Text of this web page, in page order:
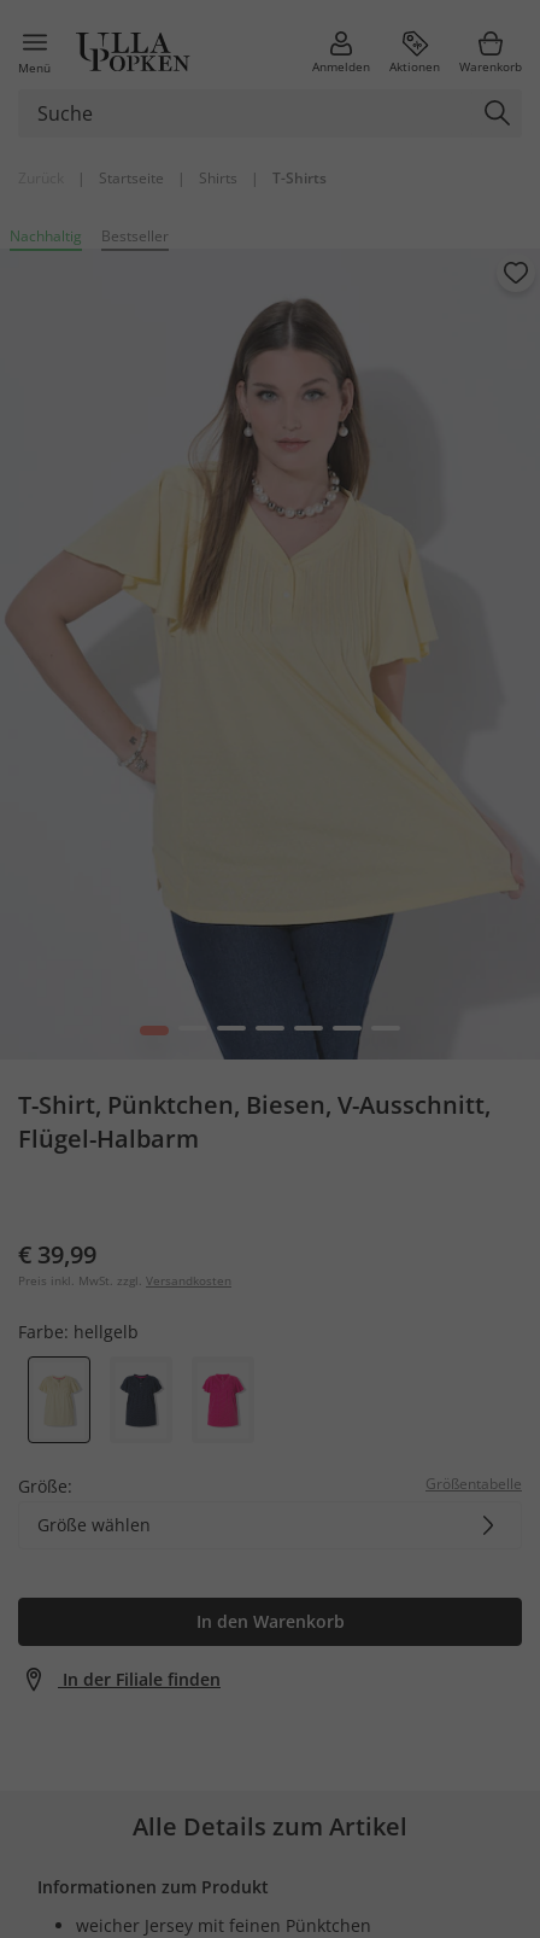
Menü Anmelden Aktionen Warenkorb
| Startseite | Shirts | T-Shirts
Nachhaltig Bestseller
1 3 4 5 6
T-Shirt, Pünktchen, Biesen, V-Ausschnitt,
Flügel-Halbarm
€ 39,99
Preis inkl. MwSt. zzgl. Versandkosten
Farbe: hellgelb
Größe: Größentabelle
Größe wählen
In den Warenkorb
In der Filiale finden
Alle Details zum Artikel
Informationen zum Produkt
weicher Jersey mit feinen Pünktchen